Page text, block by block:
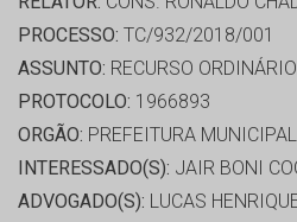
PROCESSO: TC/932/2018/001
ASSUNTO: RECURSO
PROTOCOLO: 1966893
ORGÃO: PREFEITURA
INTERESSADO(S): JAIR BONI
ADVOGADO(S): LUCAS